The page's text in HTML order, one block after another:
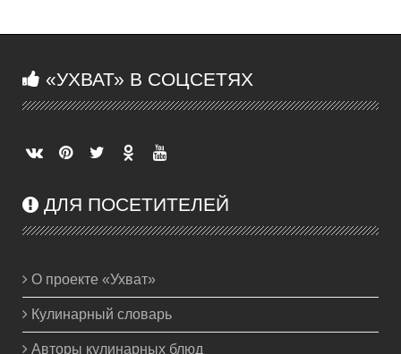
«УХВАТ» В СОЦСЕТЯХ
ДЛЯ ПОСЕТИТЕЛЕЙ
О проекте «Ухват»
Кулинарный словарь
Авторы кулинарных блюд